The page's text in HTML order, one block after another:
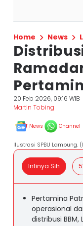
Home News
20 Feb 2026, 09:16 WIB
Martin Tobing
News Channel
Ilustrasi SPBU Lampung.
Intinya Sih
Pertamina
operasional
distribusi